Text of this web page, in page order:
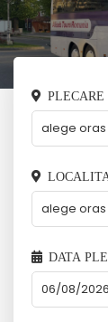
PLECARE
DATA